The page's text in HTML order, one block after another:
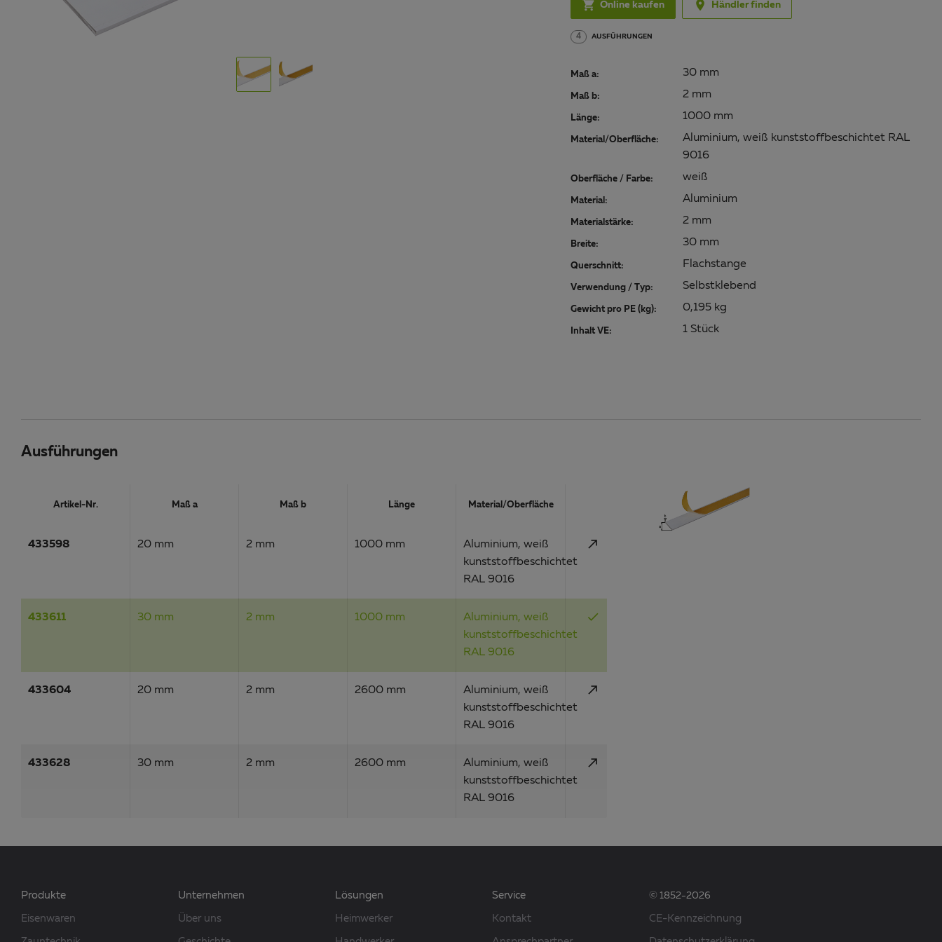
 Online kaufen  Händler finden
4 AUSFÜHRUNGEN
Maß a: 30 mm
Maß b: 2 mm
Länge: 1000 mm
Material/Oberfläche:
Aluminium, weiß kunststoffbeschichtet RAL
9016
Oberfläche / Farbe: weiß
Material: Aluminium
Materialstärke: 2 mm
Breite: 30 mm
Querschnitt: Flachstange
Verwendung / Typ: Selbstklebend
Gewicht pro PE (kg): 0,195 kg
Inhalt VE: 1 Stück
Ausführungen
Artikel-Nr. Maß a Maß b Länge Material/Oberfläche
433598 20 mm 2 mm 1000 mm
Aluminium, weiß
kunststoffbeschichtet
RAL 9016
call_made
433611 30 mm 2 mm 1000 mm
Aluminium, weiß
kunststoffbeschichtet
RAL 9016
done
433604 20 mm 2 mm 2600 mm
Aluminium, weiß
kunststoffbeschichtet
RAL 9016
call_made
433628 30 mm 2 mm 2600 mm
Aluminium, weiß
kunststoffbeschichtet
RAL 9016
call_made
Produkte
Eisenwaren
Unternehmen
Über uns
Lösungen
Heimwerker
Service
Kontakt
© 1852-2026
CE-Kennzeichnung